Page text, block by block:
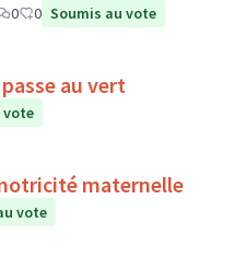
0 0 Soumis au vote
au vert
vote
maternelle
vote